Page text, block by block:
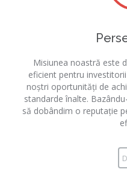
Misiunea noastră este
eficient pentru
noștri oportunități de
standarde înalte.
să dobândim o reputație